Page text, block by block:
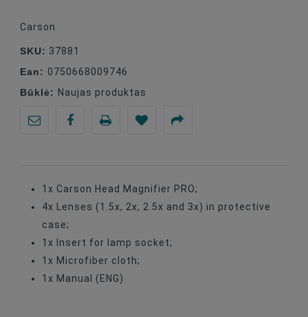
Carson
SKU: 37881
Ean: 0750668009746
Būklė: Naujas produktas
1x Carson Head Magnifier PRO;
4x Lenses (1.5x, 2x, 2.5x and 3x) in protective
case;
1x Insert for lamp socket;
1x Microfiber cloth;
1x Manual (ENG)